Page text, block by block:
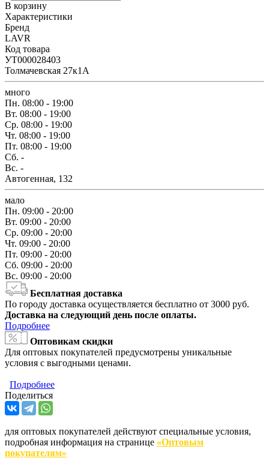
В корзину
Характеристики
Бренд
LAVR
Код товара
УТ000028403
Толмачевская 27к1А
много
Пн. 08:00 - 19:00
Вт. 08:00 - 19:00
Ср. 08:00 - 19:00
Чт. 08:00 - 19:00
Пт. 08:00 - 19:00
Сб. -
Вс. -
Автогенная, 132
мало
Пн. 09:00 - 20:00
Вт. 09:00 - 20:00
Ср. 09:00 - 20:00
Чт. 09:00 - 20:00
Пт. 09:00 - 20:00
Сб. 09:00 - 20:00
Вс. 09:00 - 20:00
Бесплатная доставка
По городу доставка осуществляется бесплатно от 3000 руб.
Доставка на следующий день после оплаты.
Подробнее
Оптовикам скидки
Для оптовых покупателей предусмотрены уникальные
условия с выгодными ценами.
Подробнее
Поделиться
для оптовых покупателей действуют специальные условия,
подробная информация на странице «Оптовым
покупателям»